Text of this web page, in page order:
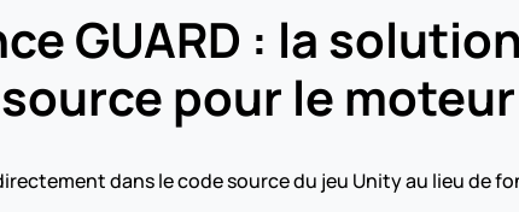
GUARD : la
pour le
dans le code source du jeu Unity au lieu de